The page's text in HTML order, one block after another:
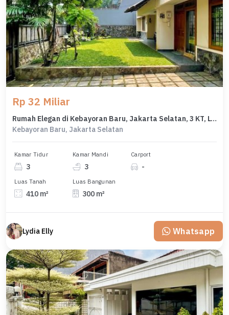
Rp 32 Miliar
Rumah Elegan di Kebayoran Baru, Jakarta Selatan, 3 KT, LT 410m²
Kebayoran Baru, Jakarta Selatan
Kamar Tidur
3
Kamar Mandi
3
Carport
-
Luas Tanah
410 m²
Luas Bangunan
300 m²
Lydia Elly Whatsapp